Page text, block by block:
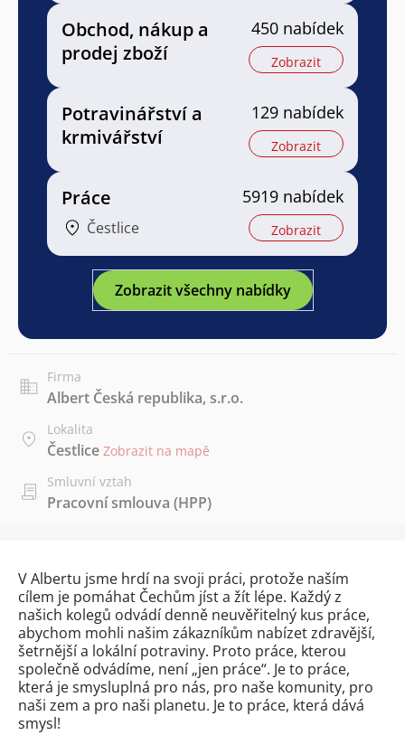
Obchod, nákup a
prodej zboží
450 nabídek
Zobrazit
Potravinářství a
krmivářství
129 nabídek
Zobrazit
Práce
Čestlice
5919 nabídek
Zobrazit
Zobrazit všechny nabídky
Firma
Albert Česká republika, s.r.o.
Lokalita
Čestlice Zobrazit na mapě
Smluvní vztah
Pracovní smlouva (HPP)
V Albertu jsme hrdí na svoji práci, protože naším
cílem je pomáhat Čechům jíst a žít lépe. Každý z
našich kolegů odvádí denně neuvěřitelný kus práce,
abychom mohli našim zákazníkům nabízet zdravější,
šetrnější a lokální potraviny. Proto práce, kterou
společně odvádíme, není „jen práce“. Je to práce,
která je smysluplná pro nás, pro naše komunity, pro
naši zem a pro naši planetu. Je to práce, která dává
smysl!